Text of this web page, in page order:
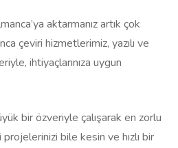
aktarmanız artık çok
çeviri hizmetlerimiz, yazılı ve
ihtiyaçlarınıza uygun
bir özveriyle çalışarak en zorlu
bile kesin ve hızlı bir